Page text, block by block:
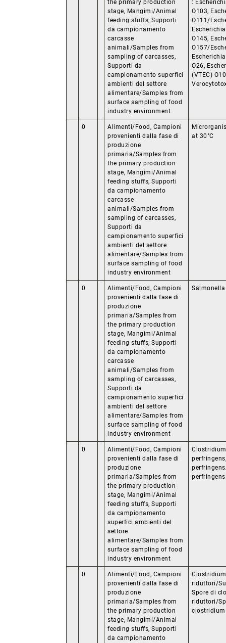
the primary production
stage, Mangimi/Animal
feeding stuffs, Supporti
da campionamento
carcasse
animali/Samples from
sampling of carcasses,
Supporti da
campionamento superfici
ambienti del settore
alimentare/Samples from
surface sampling of food
industry environment
:
O103,
O111/
O145,
O157/
O26,
(VTEC)
0
Alimenti/Food, Campioni
provenienti dalla fase di
produzione
primaria/Samples from
the primary production
stage, Mangimi/Animal
feeding stuffs, Supporti
da campionamento
carcasse
animali/Samples from
sampling of carcasses,
Supporti da
campionamento superfici
ambienti del settore
alimentare/Samples from
surface sampling of food
industry environment
at 30°C
0
Alimenti/Food, Campioni
provenienti dalla fase di
produzione
primaria/Samples from
the primary production
stage, Mangimi/Animal
feeding stuffs, Supporti
da campionamento
carcasse
animali/Samples from
sampling of carcasses,
Supporti da
campionamento superfici
ambienti del settore
alimentare/Samples from
surface sampling of food
industry environment
0
Alimenti/Food, Campioni
provenienti dalla fase di
produzione
primaria/Samples from
the primary production
stage, Mangimi/Animal
feeding stuffs, Supporti
da campionamento
superfici ambienti del
settore
alimentare/Samples from
surface sampling of food
industry environment
perfringens
0
Alimenti/Food, Campioni
provenienti dalla fase di
produzione
primaria/Samples from
the primary production
stage, Mangimi/Animal
feeding stuffs, Supporti
da campionamento
riduttori/
Spore di
riduttori/
clostridium